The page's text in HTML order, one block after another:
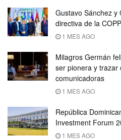
Gustavo Sánchez y
directiva de la
1 MES AGO
Milagros Germán
ser pionera y trazar
comunicadoras
1 MES AGO
República
Investment Forum
1 MES AGO